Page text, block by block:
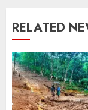
RELATED